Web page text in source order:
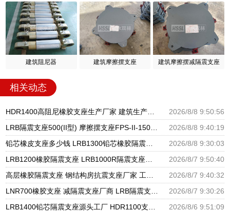
建筑阻尼器 建筑摩擦摆支座 建筑摩擦摆减隔震支座
相关动态
2026/8/8 9:50:56
2026/8/8 9:40:19
2026/8/8 9:30:03
2026/8/7 9:50:40
2026/8/7 9:40:32
2026/8/7 9:30:26
2026/8/6 9:51:09